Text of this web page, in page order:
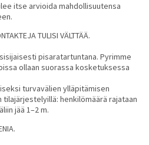
itse arvioida mahdollisuutensa
TULISI VÄLTTÄÄ.
pisaratartuntana. Pyrimme
ollaan suorassa kosketuksessa
turvavälien ylläpitämisen
tilajärjestelyillä: henkilömäärä rajataan
jää 1–2 m.